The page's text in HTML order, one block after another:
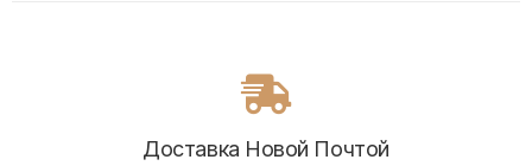
Доставка Новой Почтой